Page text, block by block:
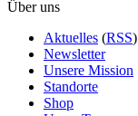
Über uns
Aktuelles (RSS)
Newsletter
Unsere Mission
Standorte
Shop